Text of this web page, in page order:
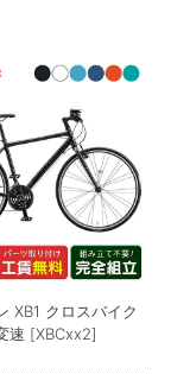
XB1 クロスバイク
速 [XBCxx2]